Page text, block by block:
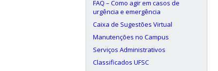
FAQ – Como agir em casos de
urgência e emergência
Caixa de Sugestões Virtual
Manutenções no Campus
Serviços Administrativos
Classificados UFSC